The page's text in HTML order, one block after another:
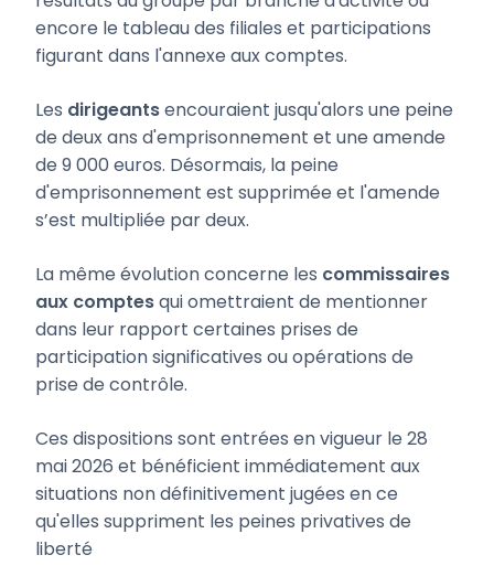
encore le tableau des filiales et participations
figurant dans l'annexe aux comptes.
Les dirigeantsencouraient jusqu'alors une peine
de deux ans d'emprisonnement et une amende
de 9 000 euros. Désormais, la peine
d'emprisonnement est supprimée et l'amende
s’est multipliée par deux.
La même évolution concerne les commissaires
aux comptesqui omettraient de mentionner
dans leur rapport certaines prises de
participation significatives ou opérations de
prise de contrôle.
Ces dispositions sont entrées en vigueur le 28
mai 2026 et bénéficient immédiatement aux
situations non définitivement jugées en ce
qu'elles suppriment les peines privatives de
liberté